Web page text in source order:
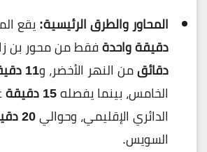
المحاور والطرق الرئيسية:يقع
دقيقة واحدةفقط من محور بن
دقائقمن النهر الأخضر، و11 دقيقة
الخامس، بينما يفصله15 دقيقة
الدائري الإقليمي، وحوالي20 دقيقة
السويس.